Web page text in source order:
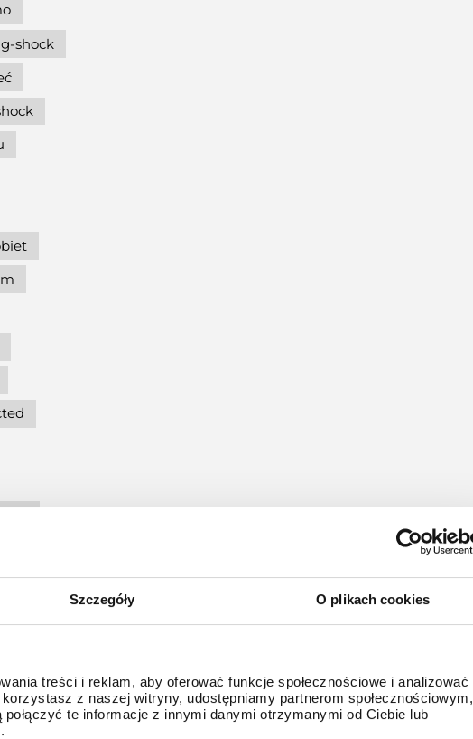
Szczegóły O plikach cookies
treści i reklam, aby oferować funkcje społecznościowe i analizować
z naszej witryny, udostępniamy partnerom społecznościowym,
te informacje z innymi danymi otrzymanymi od Ciebie lub
shock